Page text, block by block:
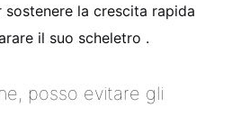
sostenere la crescita rapida
il suo scheletro .
posso evitare gli